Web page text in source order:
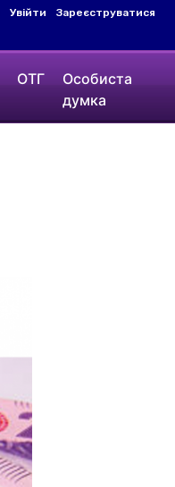
Увійти Зареєструватися
ОТГ
Особиста
думка